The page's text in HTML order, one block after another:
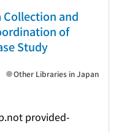
Collection and
of
Study
provided-
Other Libraries in Japan